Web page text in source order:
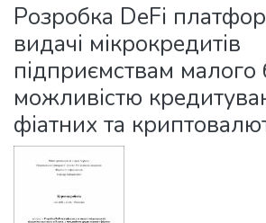
Statistics
Розробка DeFi
видачі мікрокредитів
підприємствам малого
можливістю
фіатних та